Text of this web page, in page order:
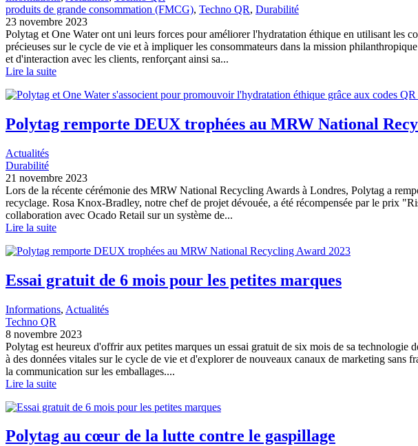
produits de grande consommation (FMCG), Techno QR, Durabilité
23 novembre 2023
Polytag et One Water ont uni leurs forces pour améliorer l'hydratation éthique en utilisant les
précieuses sur le cycle de vie et à impliquer les consommateurs dans la mission
et d'interaction avec les clients, renforçant ainsi sa...
Lire la suite
Polytag remporte DEUX trophées au MRW National
Actualités
Durabilité
21 novembre 2023
Lors de la récente cérémonie des MRW National Recycling Awards à Londres, Polytag a
recyclage. Rosa Knox-Bradley, notre chef de projet dévouée, a été récompensée par le prix
collaboration avec Ocado Retail sur un système de...
Lire la suite
Essai gratuit de 6 mois pour les petites marques
Informations, Actualités
Techno QR
8 novembre 2023
Polytag est heureux d'offrir aux petites marques un essai gratuit de six mois de sa
à des données vitales sur le cycle de vie et d'explorer de nouveaux canaux de marketing
la communication sur les emballages....
Lire la suite
Polytag au cœur de la lutte contre le gaspillage